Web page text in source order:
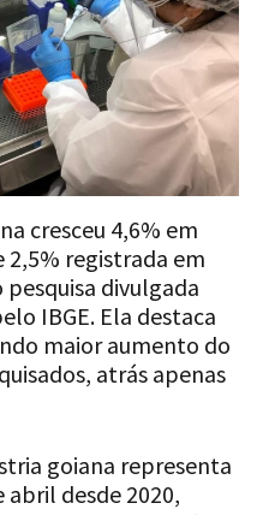
cresceu 4,6% em
registrada em
divulgada
IBGE. Ela destaca
maior aumento do
atrás apenas
goiana representa
desde 2020,